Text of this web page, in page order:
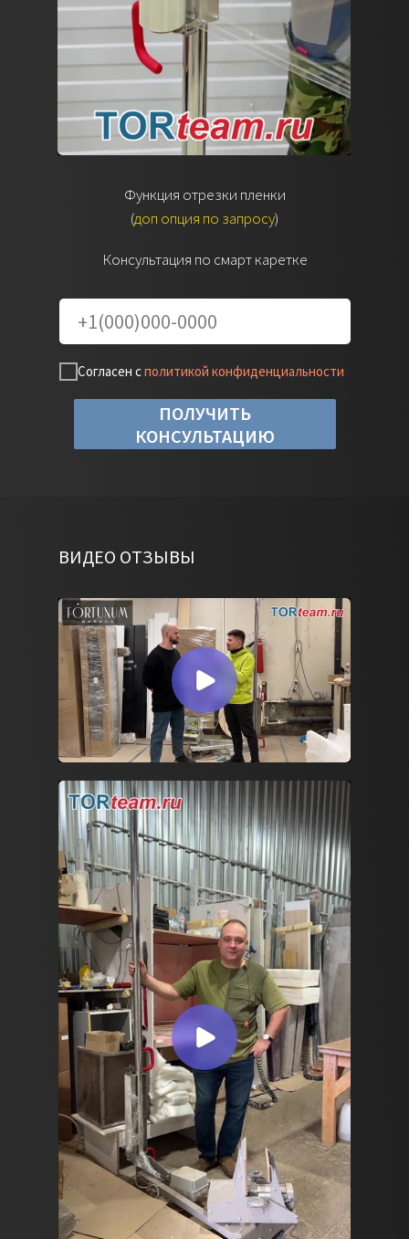
Смарт каретка с технологией
интерактивного управления, позволяющая
за счет обратной связи изменять натяжение
пленки в процессе обмотки.
Функция отрезки пленки
(доп опция по запросу)
Консультация по смарт каретке
Согласен сполитикой конфиденциальности
ПОЛУЧИТЬ
КОНСУЛЬТАЦИЮ
ВИДЕО ОТЗЫВЫ